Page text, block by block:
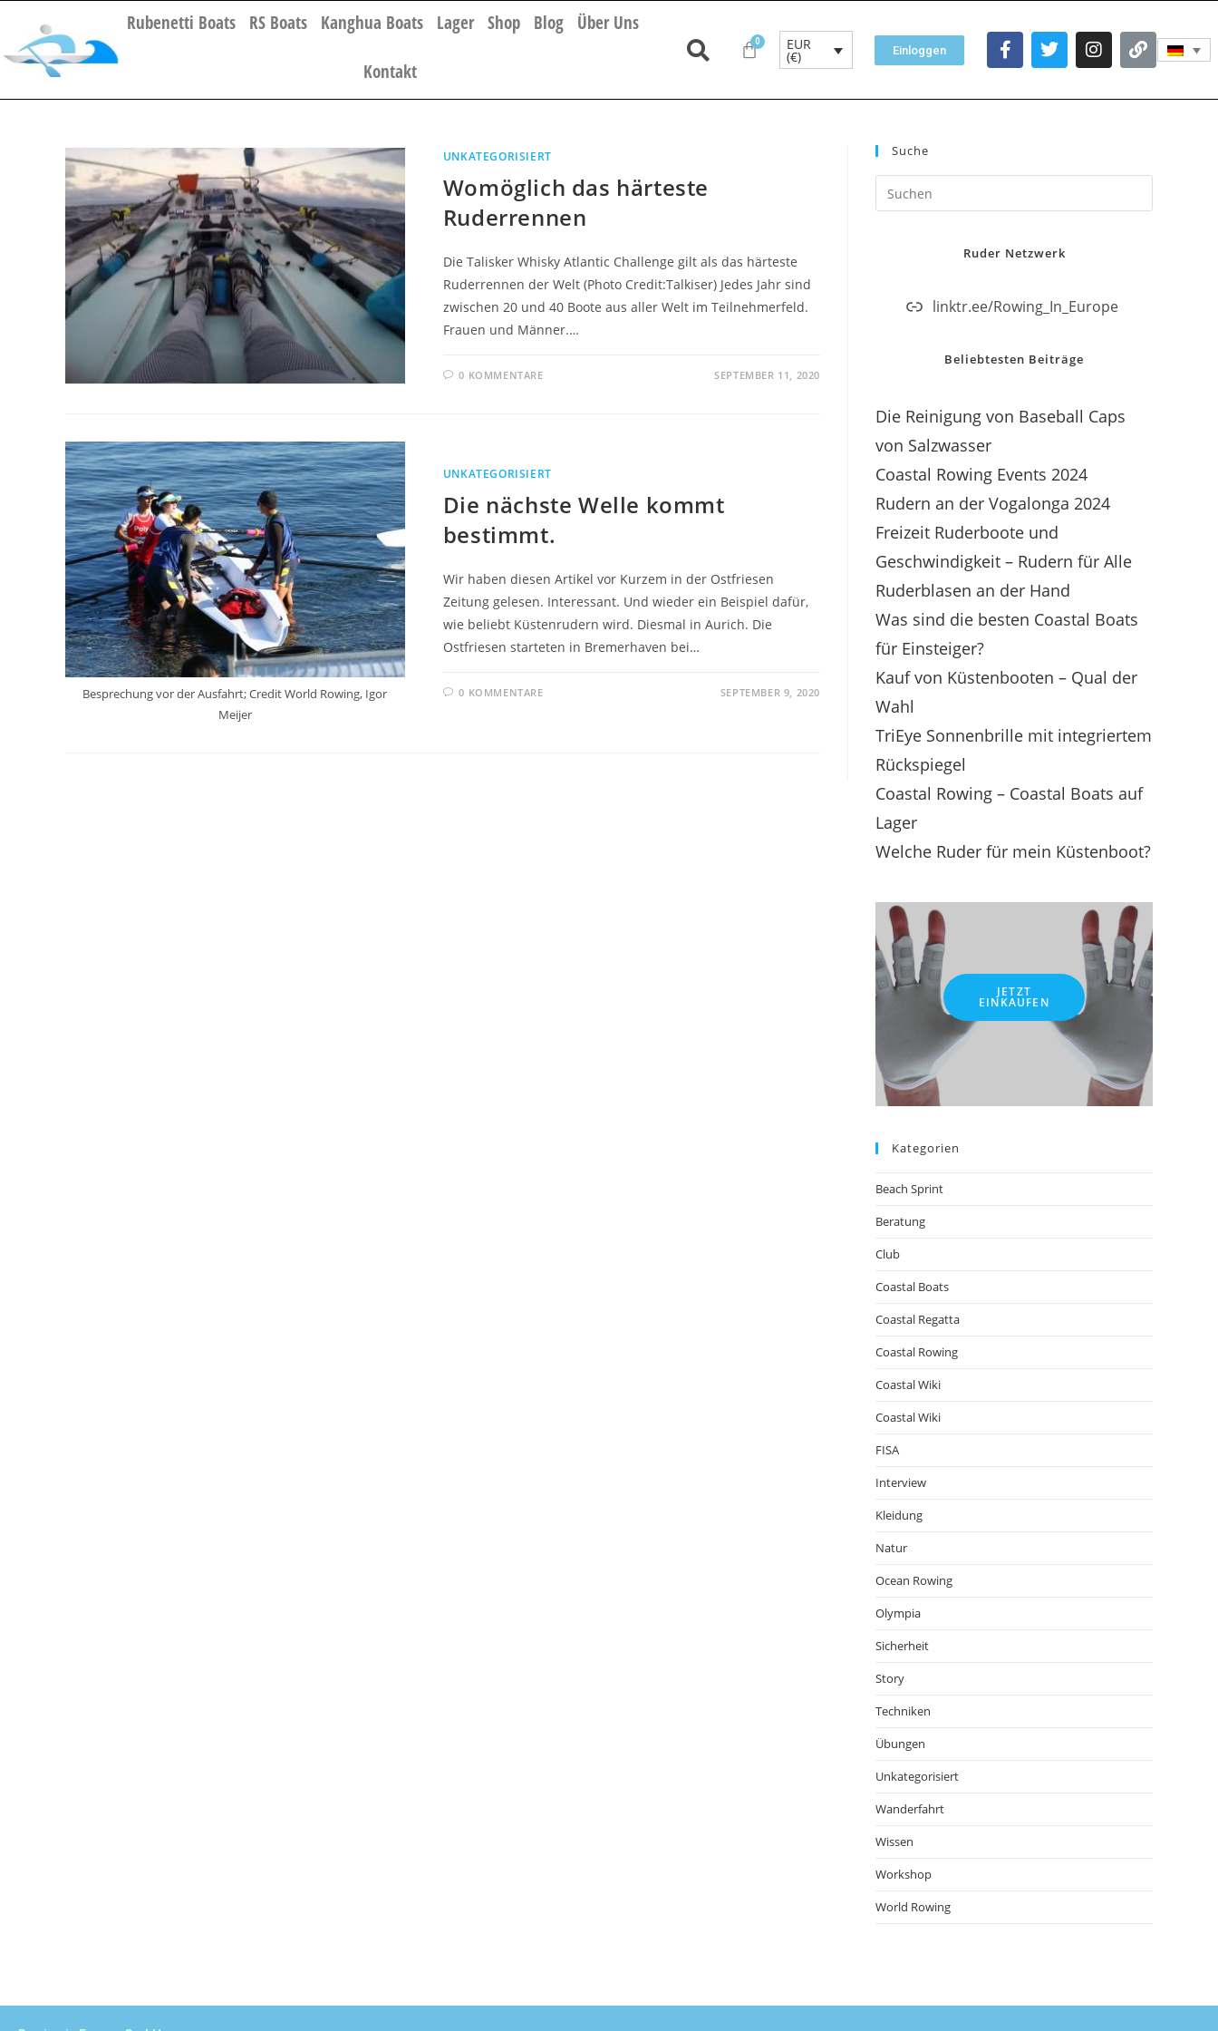
Rubenetti Boats RS Boats Kanghua Boats Lager Shop Blog Über Uns
Kontakt
EUR
(€) Einloggen
UNKATEGORISIERT
Womöglich das härteste
Ruderrennen
Die Talisker Whisky Atlantic Challenge gilt als das härteste
Ruderrennen der Welt (Photo Credit:Talkiser) Jedes Jahr sind
zwischen 20 und 40 Boote aus aller Welt im Teilnehmerfeld.
Frauen und Männer.…
0 KOMMENTARE SEPTEMBER 11, 2020
Besprechung vor der Ausfahrt; Credit World Rowing, Igor
Meijer
UNKATEGORISIERT
Die nächste Welle kommt
bestimmt.
Wir haben diesen Artikel vor Kurzem in der Ostfriesen
Zeitung gelesen. Interessant. Und wieder ein Beispiel dafür,
wie beliebt Küstenrudern wird. Diesmal in Aurich. Die
Ostfriesen starteten in Bremerhaven bei…
0 KOMMENTARE SEPTEMBER 9, 2020
Suche
Ruder Netzwerk
linktr.ee/Rowing_In_Europe
Beliebtesten Beiträge
Die Reinigung von Baseball Caps
von Salzwasser
Coastal Rowing Events 2024
Rudern an der Vogalonga 2024
Freizeit Ruderboote und
Geschwindigkeit – Rudern für Alle
Ruderblasen an der Hand
Was sind die besten Coastal Boats
für Einsteiger?
Kauf von Küstenbooten – Qual der
Wahl
TriEye Sonnenbrille mit integriertem
Rückspiegel
Coastal Rowing – Coastal Boats auf
Lager
Welche Ruder für mein Küstenboot?
JETZT
EINKAUFEN
Kategorien
Beach Sprint
Beratung
Club
Coastal Boats
Coastal Regatta
Coastal Rowing
Coastal Wiki
Coastal Wiki
FISA
Interview
Kleidung
Natur
Ocean Rowing
Olympia
Sicherheit
Story
Techniken
Übungen
Unkategorisiert
Wanderfahrt
Wissen
Workshop
World Rowing